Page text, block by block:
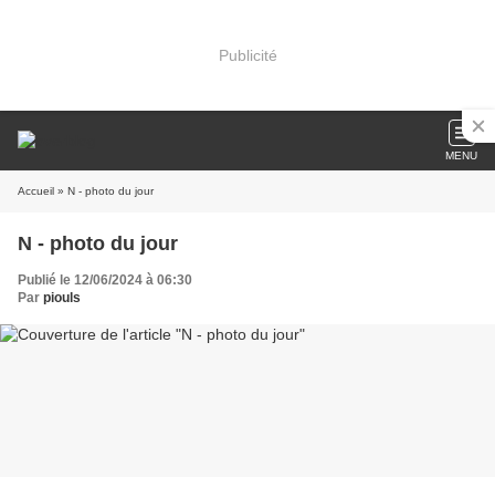
Publicité
MENU
Accueil » N - photo du jour
N - photo du jour
Publié le 12/06/2024 à 06:30
Par piouls